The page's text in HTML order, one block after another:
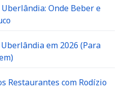
Onde Beber e
em 2026 (Para
Restaurantes com Rodízio